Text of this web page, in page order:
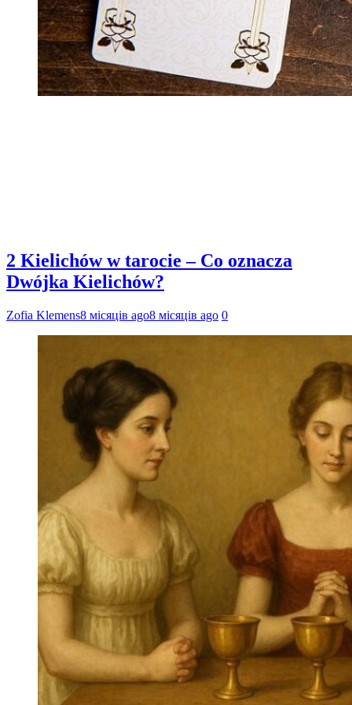
2 Kielichów w tarocie – Co oznacza
Dwójka Kielichów?
Zofia Klemens8 місяців ago8 місяців ago 0